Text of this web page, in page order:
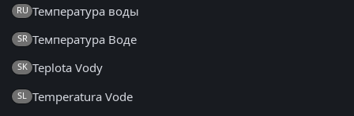
RU Температура воды
SR Температура Воде
SK Teplota Vody
SL Temperatura Vode